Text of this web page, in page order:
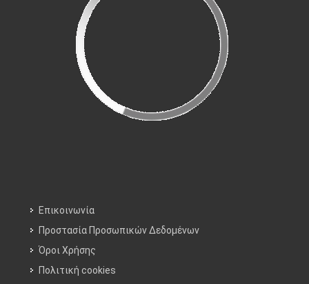
Επικοινωνία
Προστασία Προσωπικών Δεδομένων
Όροι Χρήσης
Πολιτική cookies